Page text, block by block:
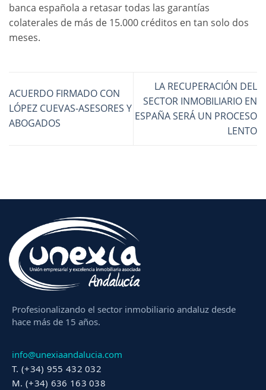
banca española a retasar todas las garantías
colaterales de más de 15.000 créditos en tan solo dos
meses.
ACUERDO FIRMADO CON
LÓPEZ CUEVAS-ASESORES Y
ABOGADOS
LA RECUPERACIÓN DEL
SECTOR INMOBILIARIO EN
ESPAÑA SERÁ UN PROCESO
LENTO
Profesionalizando el sector inmobiliario andaluz desde
hace más de 15 años.
info@unexiaandalucia.com
T. (+34) 955 432 032
M. (+34) 636 163 038